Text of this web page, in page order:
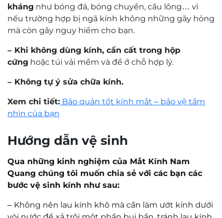
kháng như bóng đá, bóng chuyền, cầu lông… vì
nếu trường hợp bị ngã kính không những gãy hỏng
mà còn gây nguy hiểm cho bạn.
– Khi không dùng kính, cần cất trong hộp
cứng hoặc túi vải mềm và để ở chỗ hợp lý.
– Không tự ý sửa chữa kính.
Xem chi tiết: Bảo quản tốt kính mắt – bảo vệ tầm
nhìn của bạn
Hướng dẫn vệ sinh
Qua những kinh nghiệm của Mắt Kính Nam
Quang chúng tôi muốn chia sẻ với các bạn các
bước vệ sinh kính như sau:
– Không nên lau kính khô mà cần làm ướt kính dưới